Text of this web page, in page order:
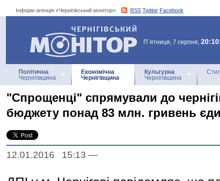
Інформ-агенція «Чернігівський монітор»: RSS Twitter Facebook
Інформ-агенція
«Чернігівський монітор»
П`ятниця, 7 серпня,
Політична
Чернігівщина
Економічна
Чернігівщина
Культурна
Чернігівщина
"Спрощенці" спрямували до
бюджету понад 83 млн. гривень
12.01.2016 15:13 —